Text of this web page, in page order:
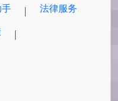
|
法律服务
|